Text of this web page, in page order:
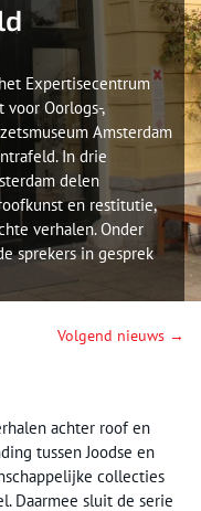
Expertisecentrum
voor Oorlogs-,
Amsterdam
In drie
delen
en restitutie,
verhalen. Onder
sprekers in gesprek
Volgend nieuws →
achter roof en
tussen Joodse en
collecties
Daarmee sluit de serie